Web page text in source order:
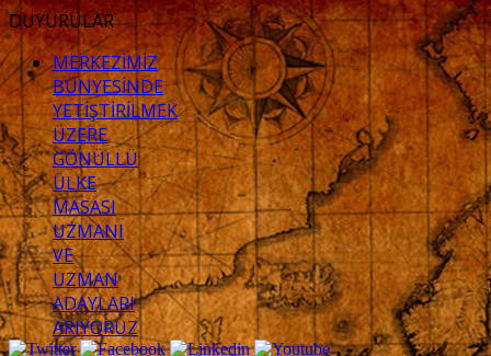
DUYURULAR
MERKEZİMİZ
BÜNYESİNDE
YETİŞTİRİLMEK
ÜZERE
GÖNÜLLÜ
ÜLKE
MASASI
UZMANI
VE
UZMAN
ADAYLARI
ARIYORUZ